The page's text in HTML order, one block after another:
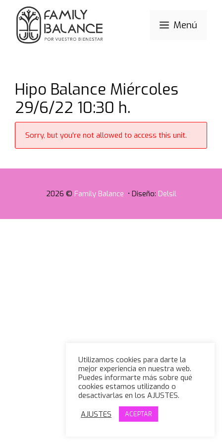
Saltar
contenido
Menú
Hipo Balance Miércoles
29/6/22 10:30 h.
Sorry, but you're not allowed to access this unit.
2026 © Family Balance • Diseño: Delsil
Utilizamos cookies para darte la
mejor experiencia en nuestra web.
Puedes informarte más sobre qué
cookies estamos utilizando o
desactivarlas en los AJUSTES.
AJUSTES
ACEPTAR